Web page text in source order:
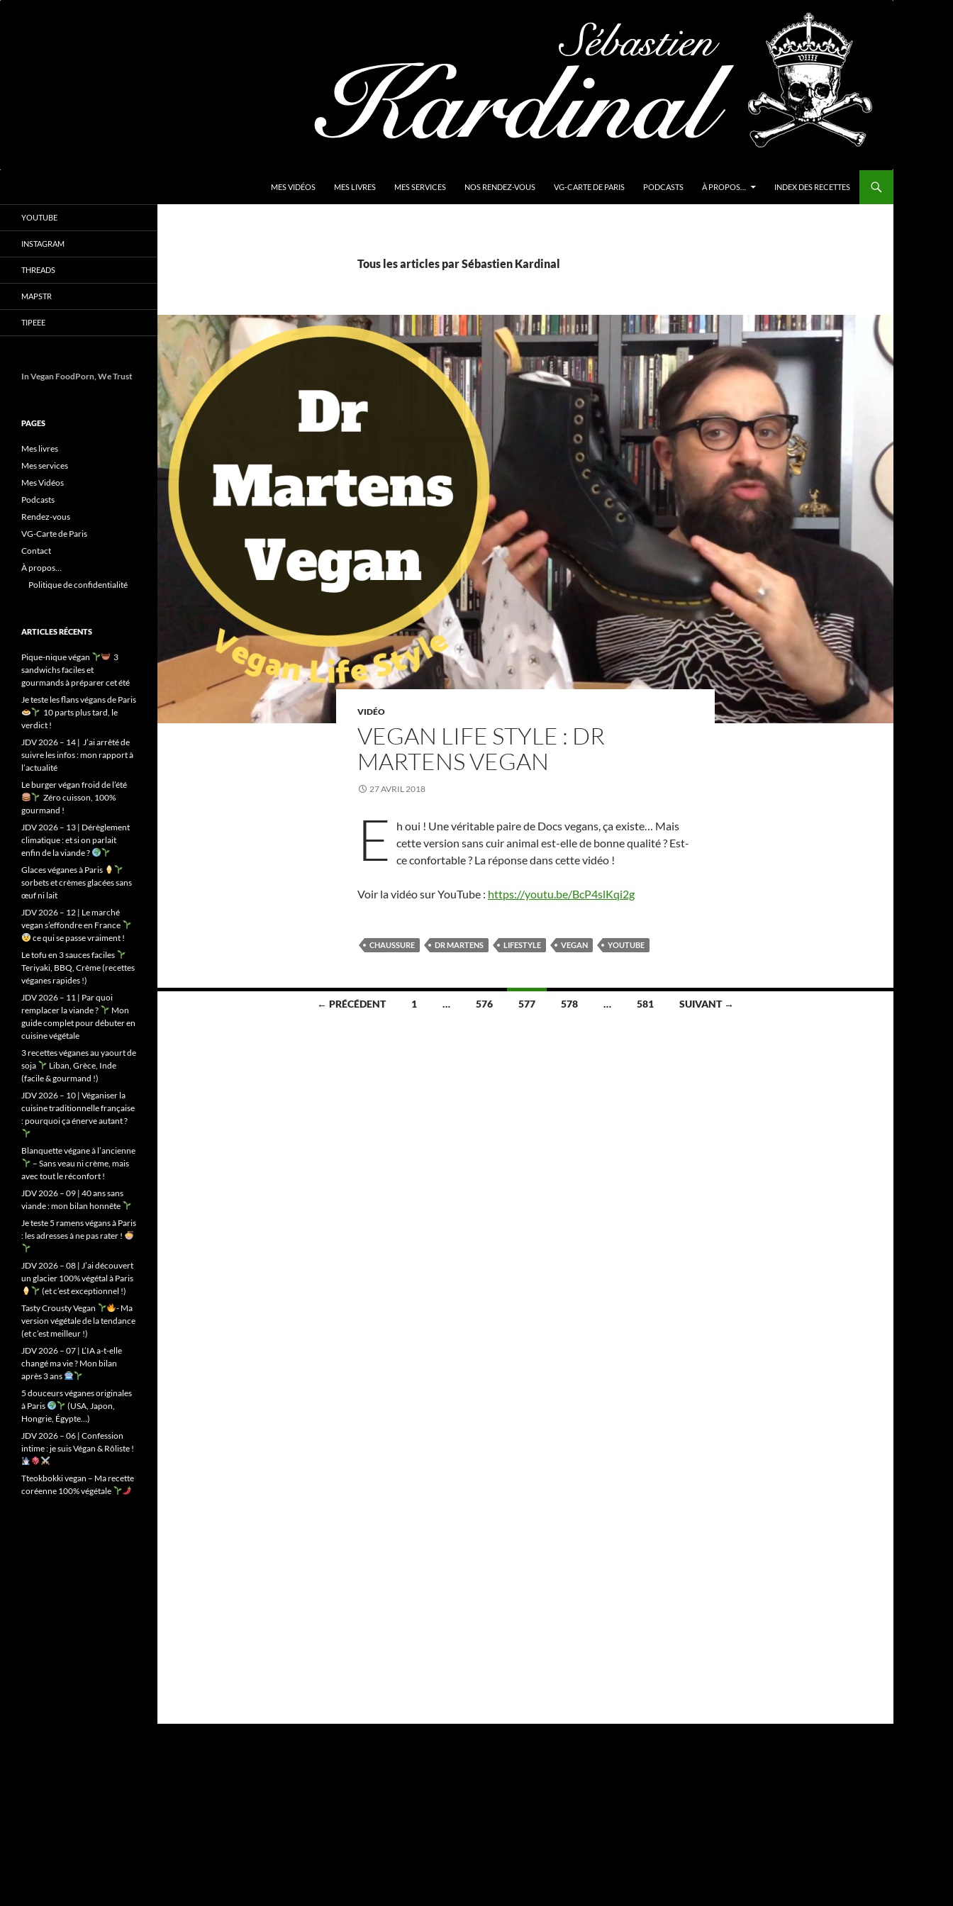
MES VIDÉOS MES LIVRES MES SERVICES NOS RENDEZ-VOUS VG-CARTE DE PARIS PODCASTS À PROPOS… INDEX DES RECETTES
Tous les articles par Sébastien Kardinal
VIDÉO
VEGAN LIFE STYLE : DR
MARTENS VEGAN
27 AVRIL 2018
E
h oui ! Une véritable paire de Docs vegans, ça existe… Mais
cette version sans cuir animal est-elle de bonne qualité ? Est-
ce confortable ? La réponse dans cette vidéo !
Voir la vidéo sur YouTube : https://youtu.be/BcP4slKqi2g
CHAUSSURE DR MARTENS LIFESTYLE VEGAN YOUTUBE
← PRÉCÉDENT 1 … 576 577 578 … 581 SUIVANT →
YOUTUBE
INSTAGRAM
THREADS
MAPSTR
TIPEEE
In Vegan FoodPorn, We Trust
PAGES
Mes livres
Mes services
Mes Vidéos
Podcasts
Rendez-vous
VG-Carte de Paris
Contact
À propos…
Politique de confidentialité
ARTICLES RÉCENTS
Pique-nique végan
3
sandwichs faciles et
gourmands à préparer cet été
Je teste les flans végans de Paris
10 parts plus tard, le
verdict !
JDV 2026 – 14 | J’ai arrêté de
suivre les infos : mon rapport à
l’actualité
Le burger végan froid de l’été
Zéro cuisson, 100%
gourmand !
JDV 2026 – 13 | Dérèglement
climatique : et si on parlait
enfin de la viande ?
Glaces véganes à Paris
sorbets et crèmes glacées sans
œuf ni lait
JDV 2026 – 12 | Le marché
vegan s’effondre en France
ce qui se passe vraiment !
Le tofu en 3 sauces faciles
Teriyaki, BBQ, Crème (recettes
véganes rapides !)
JDV 2026 – 11 | Par quoi
remplacer la viande ?
Mon
guide complet pour débuter en
cuisine végétale
3 recettes véganes au yaourt de
soja
Liban, Grèce, Inde
(facile & gourmand !)
JDV 2026 – 10 | Véganiser la
cuisine traditionnelle française
: pourquoi ça énerve autant ?
Blanquette végane à l’ancienne
– Sans veau ni crème, mais
avec tout le réconfort !
JDV 2026 – 09 | 40 ans sans
viande : mon bilan honnête
Je teste 5 ramens végans à Paris
: les adresses à ne pas rater !
JDV 2026 – 08 | J’ai découvert
un glacier 100% végétal à Paris
(et c’est exceptionnel !)
Tasty Crousty Vegan
- Ma
version végétale de la tendance
(et c’est meilleur !)
JDV 2026 – 07 | L’IA a-t-elle
changé ma vie ? Mon bilan
après 3 ans
5 douceurs véganes originales
à Paris
(USA, Japon,
Hongrie, Égypte…)
JDV 2026 – 06 | Confession
intime : je suis Végan & Rôliste !
Tteokbokki vegan – Ma recette
coréenne 100% végétale